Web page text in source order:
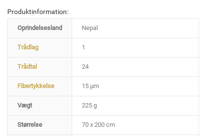
Produktinformation:
Oprindelsesland Nepal
Trådlag 1
Trådtal 24
Fibertykkelse 15 µm
Vægt 225 g
Størrelse 70 x 200 cm